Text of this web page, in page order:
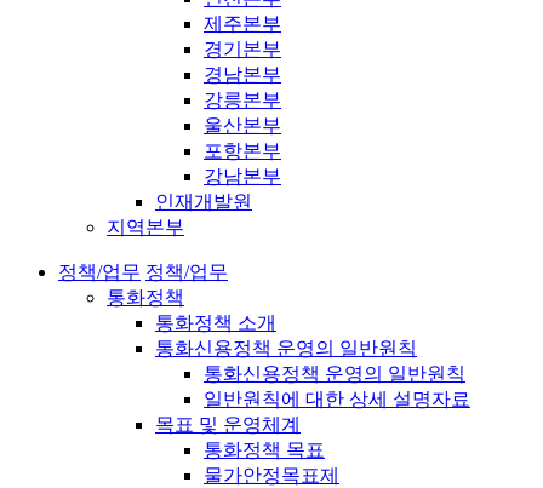
제주본부
경기본부
경남본부
강릉본부
울산본부
포항본부
강남본부
인재개발원
지역본부
정책/업무 정책/업무
통화정책
통화정책 소개
통화신용정책 운영의 일반원칙
통화신용정책 운영의 일반원칙
일반원칙에 대한 상세 설명자료
목표 및 운영체계
통화정책 목표
물가안정목표제